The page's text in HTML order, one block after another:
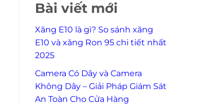
Bài viết mới
Xăng E10 là gì? So sánh xăng
E10 và xăng Ron 95 chi tiết nhất
2025
Camera Có Dây và Camera
Không Dây – Giải Pháp Giám Sát
An Toàn Cho Cửa Hàng